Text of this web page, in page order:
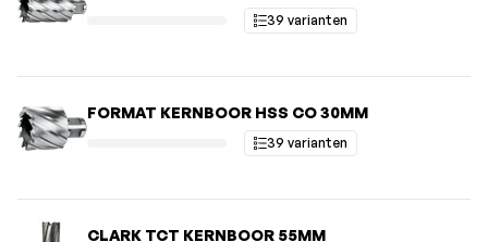
39 varianten
FORMAT KERNBOOR HSS CO 30MM
39 varianten
CLARK TCT KERNBOOR 55MM